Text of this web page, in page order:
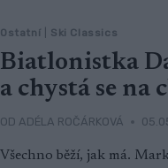
Ostatní Ski Classics
Biatlonistka
a chystá se
OD ADÉLA ROČÁRKOVÁ
Všechno běží, jak má.